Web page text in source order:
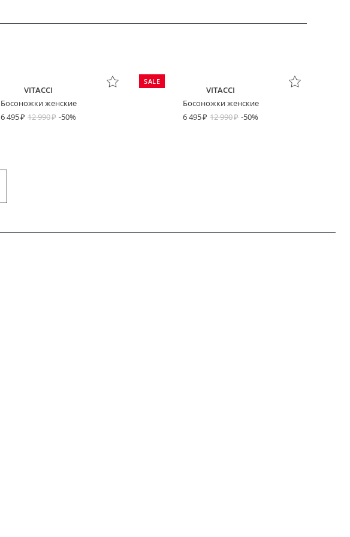
VITACCI
Босоножки женские
6 495
12 990 -50%
SALE
VITACCI
Босоножки женские
6 495
12 990 -50%